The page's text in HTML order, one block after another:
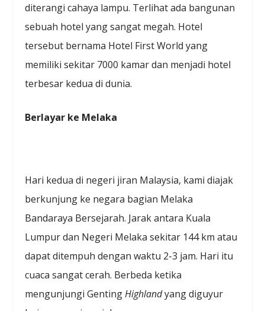
diterangi cahaya lampu. Terlihat ada bangunan
sebuah hotel yang sangat megah. Hotel
tersebut bernama Hotel First World yang
memiliki sekitar 7000 kamar dan menjadi hotel
terbesar kedua di dunia.
Berlayar ke Melaka
Hari kedua di negeri jiran Malaysia, kami diajak
berkunjung ke negara bagian Melaka
Bandaraya Bersejarah. Jarak antara Kuala
Lumpur dan Negeri Melaka sekitar 144 km atau
dapat ditempuh dengan waktu 2-3 jam. Hari itu
cuaca sangat cerah. Berbeda ketika
mengunjungi GentingHighlandyang diguyur